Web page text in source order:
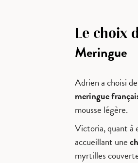
Le choix
Meringue
Adrien a choisi
meringue
mousse légère.
Victoria, quant à
accueillant une
myrtilles